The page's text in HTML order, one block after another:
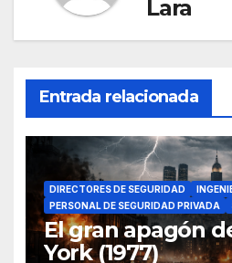
Lara
Entrada relacionada
DIRECTORES DE SEGURIDAD
PERSONAL DE SEGURIDAD PRIVADA
El gran apagón
York (1977)